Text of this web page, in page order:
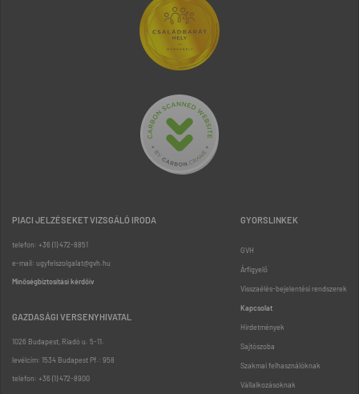
PIACI JELZÉSEKET VIZSGÁLÓ IRODA
telefon: +36 (1) 472-8851
e-mail: ugyfelszolgalat@gvh.hu
Minőségbiztosítási kérdőív
GAZDASÁGI VERSENYHIVATAL
1026 Budapest, Riadó u. 5-11.
levélcím: 1534 Budapest Pf.: 958
telefon: +36 (1) 472-8900
GYORSLINKEK
GVH
Árfigyelő
Visszaélés-bejelentési rendszerek
Kapcsolat
Hirdetmények
Sajtószoba
Szakmai felhasználóknak
Vállalkozásoknak